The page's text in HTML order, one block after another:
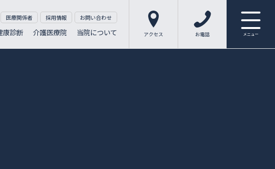
康診断 介護医療院 当院について
医療関係者 採用情報 お問い合わせ
アクセス お電話 メニュー